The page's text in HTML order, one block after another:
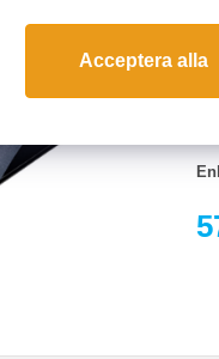
Acceptera alla